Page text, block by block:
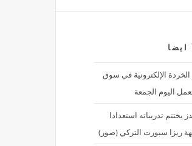
ايضا
الخردة الإلكترونية في سوق
اليوم الجمعة
يختتم تدريباته استعدادا
ريزا سبورت التركي (صور)